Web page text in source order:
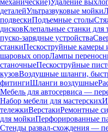
механические)Удаление
деталейУльтразвуковые мойки
подвескиПодъемные столы
дисковКлепальные станки для
пуско-зарядные устройства
станкиПескоструйные камеры
шаровых опорЛампы
станочныеПескоструйные
кузовВоздушные шланги,
фитингиШланги воздушные
Мебель для автосервиса —
Набор мебели для мастерских
тележкиВерстакиРемонтные
для мойкиПерфорированные
Стенды развал-схождения —